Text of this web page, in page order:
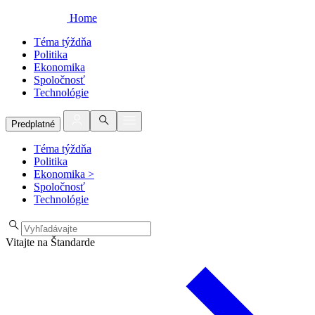
Home
Téma týždňa
Politika
Ekonomika
Spoločnosť
Technológie
Predplatné
Téma týždňa
Politika
Ekonomika >
Spoločnosť
Technológie
Vitajte na Štandarde